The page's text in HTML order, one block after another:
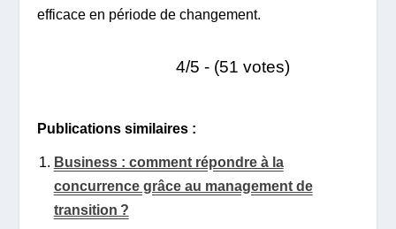
efficace en période de changement.
4/5 - (51 votes)
Publications similaires :
Business : comment répondre à la
concurrence grâce au management de
transition ?